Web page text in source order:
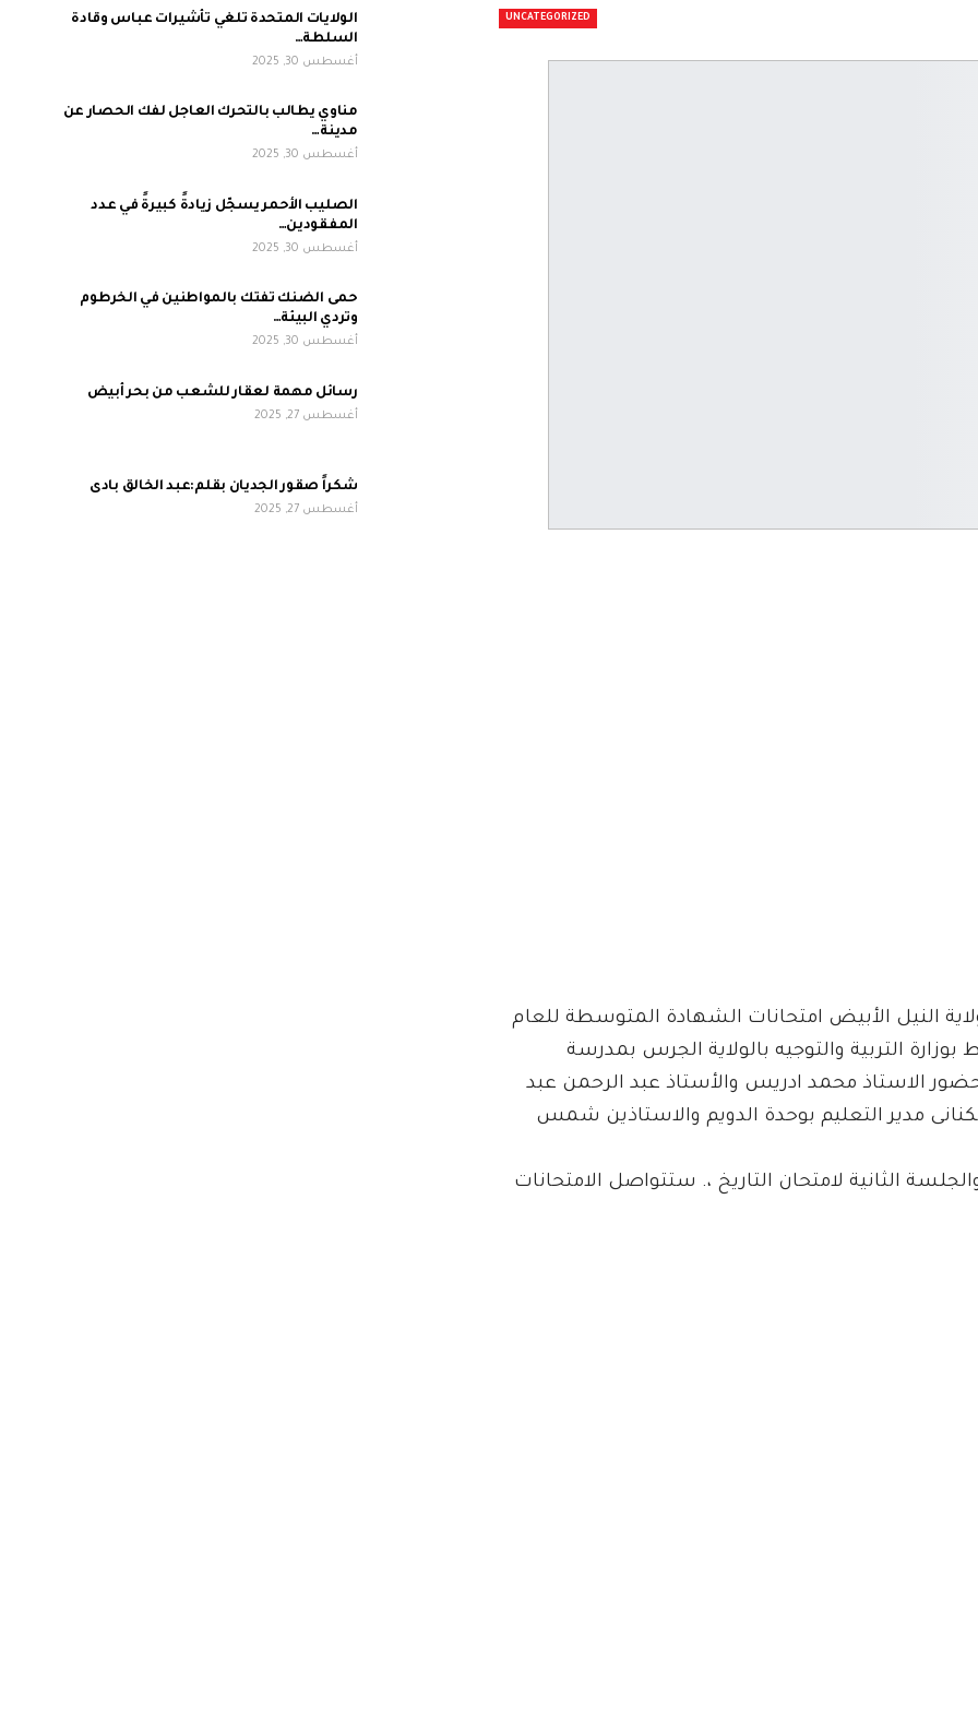
UNCATEGORIZED
النيل الأبيض امتحانات الشهادة المتوسطة للعام
بوزارة التربية والتوجيه بالولاية الجرس بمدرسة
الاستاذ محمد ادريس والأستاذ عبد الرحمن عبد
مدير التعليم بوحدة الدويم والاستاذين شمس
الثانية لامتحان التاريخ ،. ستتواصل الامتحانات
الولايات المتحدة تلغي تأشيرات عباس وقادة
السلطة…
أغسطس 30, 2025
مناوي يطالب بالتحرك العاجل لفك الحصار عن
مدينة…
أغسطس 30, 2025
الصليب الأحمر يسجّل زيادةً كبيرةً في عدد
المفقودين…
أغسطس 30, 2025
حمى الضنك تفتك بالمواطنين في الخرطوم
وتردي البيئة…
أغسطس 30, 2025
رسائل مهمة لعقار للشعب من بحر أبيض
أغسطس 27, 2025
شكراً صقور الجديان بقلم:عبد الخالق بادى
أغسطس 27, 2025